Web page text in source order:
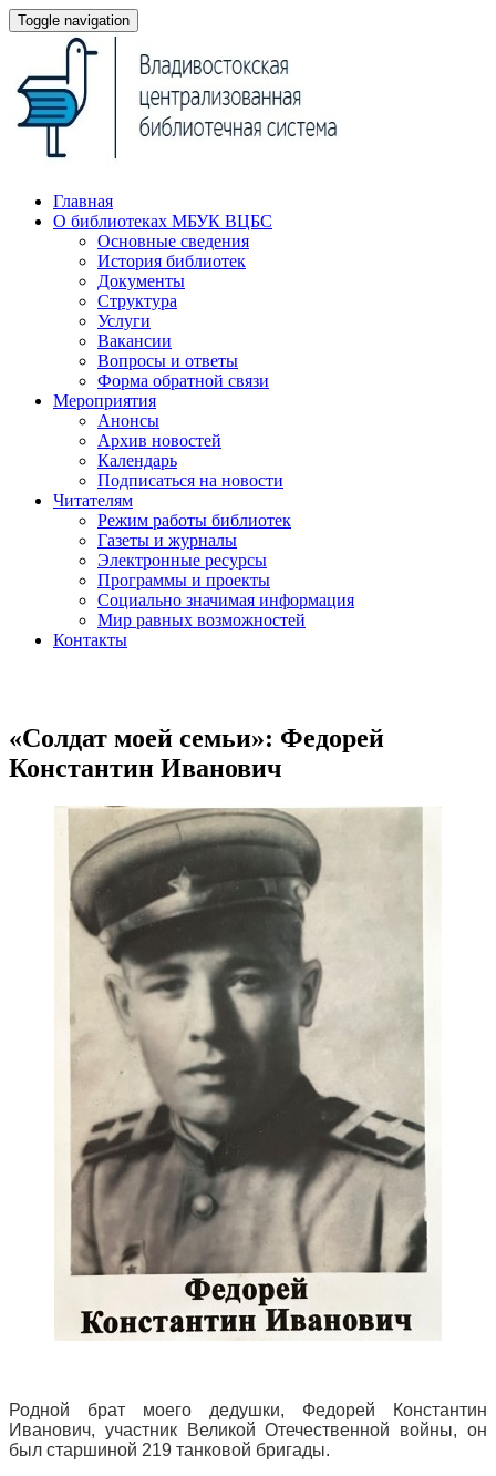
Toggle navigation
Главная
О библиотеках МБУК ВЦБС
Основные сведения
История библиотек
Документы
Структура
Услуги
Вакансии
Вопросы и ответы
Форма обратной связи
Мероприятия
Анонсы
Архив новостей
Календарь
Подписаться на новости
Читателям
Режим работы библиотек
Газеты и журналы
Электронные ресурсы
Программы и проекты
Социально значимая информация
Мир равных возможностей
Контакты
«Солдат моей семьи»: Федорей
Константин Иванович
Родной брат моего дедушки, Федорей Константин
Иванович, участник Великой Отечественной войны, он
был старшиной 219 танковой бригады.